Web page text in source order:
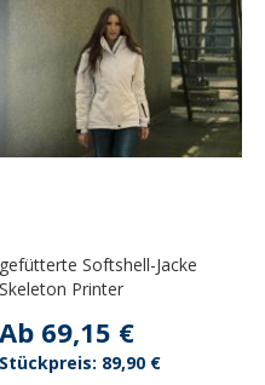
gefütterte Softshell-Jacke
Skeleton Printer
Ab 69,15 €
89,90 €